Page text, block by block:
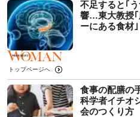
不足すると｢
響…東大教授｢
ーにある食材｣
トップページへ
食事の配膳の
科学者イチオ
会のつくり方